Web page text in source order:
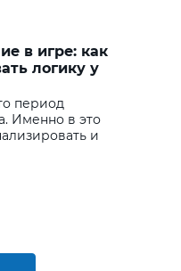
в игре: как
логику у
период
Именно в это
и